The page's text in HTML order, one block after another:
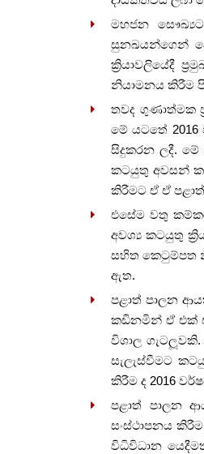
මහජන
සුනඛයන්ගෙන්
ක්‍රියාවලි‍යේදී
නියාමනය කිරීම
තවද ගුණාත්මක
මේ ය‍ටතේ
සිදුකරන ලදී. මේ
කටයුතු අවසන්
කිරීම‍ට ඒ ඒ
එසේම වතු
අවශ්‍ය කටයුතු
සහිත කෙටුම්පත
ඇත.
පළාත් පාලන
කඩිනමින් ඒ එක්
විශාල
සැලැස්වීමට
කිරීම ද 2016
පළාත් පාලන
සංස්ථාපනය
විධිවිධාන